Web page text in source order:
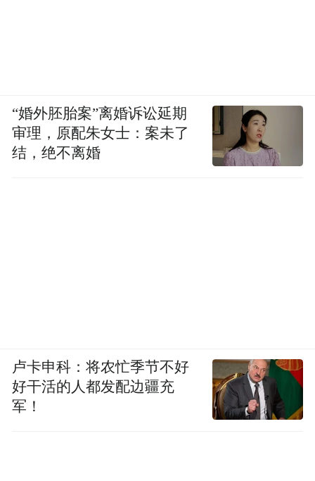
“婚外胚胎案”离婚诉讼延期
审理，原配朱女士：案未了
结，绝不离婚
卢卡申科：将农忙季节不好
好干活的人都发配边疆充
军！